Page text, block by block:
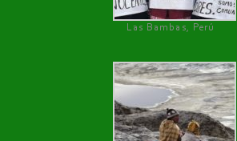
Las Bambas, Perú